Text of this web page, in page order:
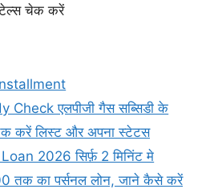
चेक करें
Check एलपीजी गैस सब्सिडी के
करें लिस्ट और अपना स्टेटस
2026 सिर्फ़ 2 मिनिंट मे
तक का पर्सनल लोन, जाने कैसे करें